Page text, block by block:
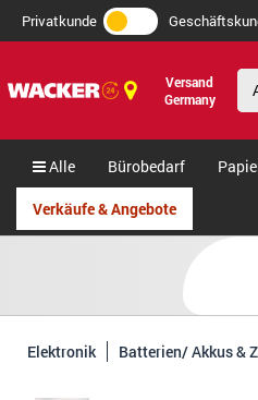
Privatkunde
Versand
Germany
Alle Bürobedarf
Verkäufe & Angebote
Elektronik Batterien/ Akkus &